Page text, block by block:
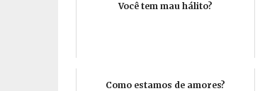
Você tem mau hálito?
Como estamos de amores?